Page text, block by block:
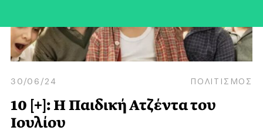
30/06/24 ΠΟΛΙΤΙΣΜΟΣ
10 [+]: Η Παιδική Ατζέντα του
Ιουλίου